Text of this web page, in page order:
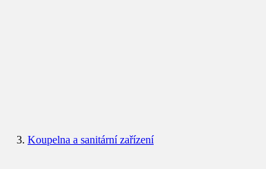
Koupelna a sanitární zařízení